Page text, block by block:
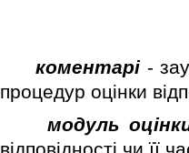
коментарi-
процедур оцiнки
модуль
вiдповiдностi чи її